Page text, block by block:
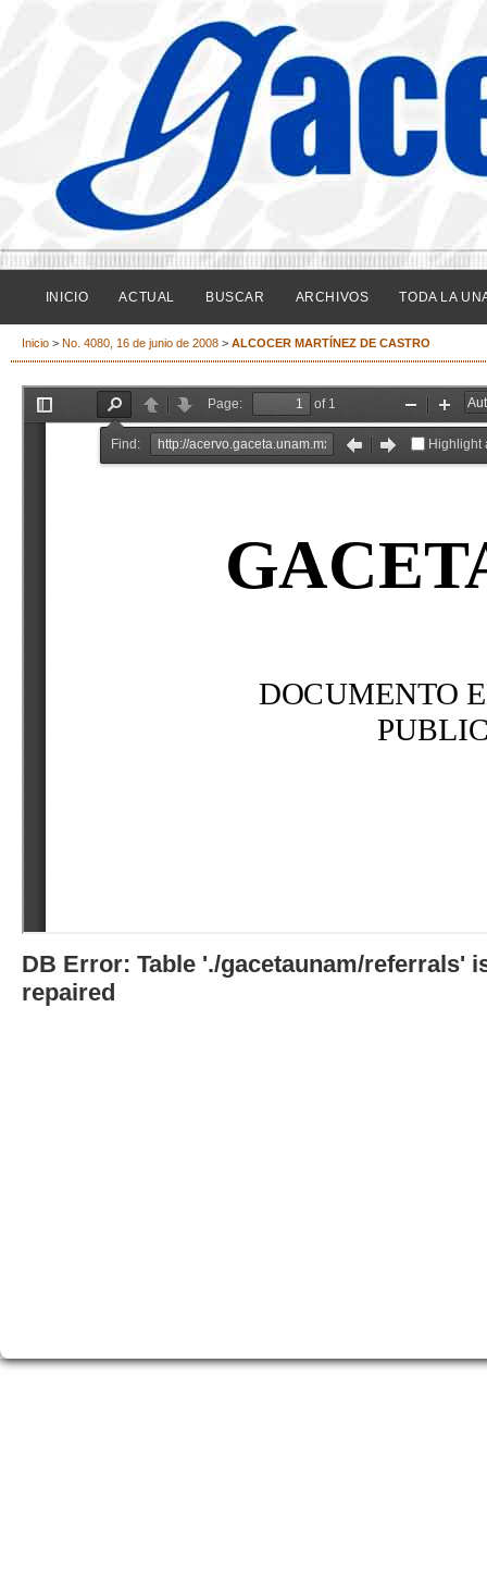
INICIO ACTUAL BUSCAR ARCHIVOS TODA LA
Inicio > No. 4080, 16 de junio de 2008 > ALCOCER MARTÍNEZ DE CASTRO
DB Error: Table './gacetaunam/referrals'
repaired